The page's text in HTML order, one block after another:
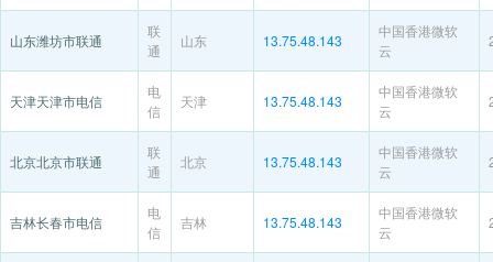
山东潍坊市联通
联
通
山东 13.75.48.143
中国香港微软
云
天津天津市电信
电
信
天津 13.75.48.143
中国香港微软
云
北京北京市联通
联
通
北京 13.75.48.143
中国香港微软
云
吉林长春市电信
电
信
吉林 13.75.48.143
中国香港微软
云